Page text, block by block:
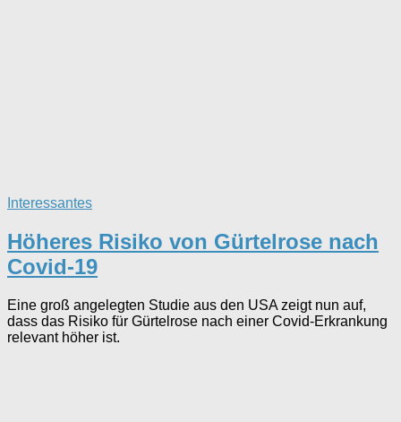
Interessantes
Höheres Risiko von Gürtelrose nach
Covid-19
Eine groß angelegten Studie aus den USA zeigt nun auf,
dass das Risiko für Gürtelrose nach einer Covid-Erkrankung
relevant höher ist.